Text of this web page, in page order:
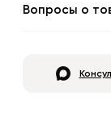
Вопросы о